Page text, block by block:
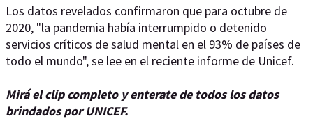
Los datos revelados confirmaron que para octubre de
2020, "la pandemia había interrumpido o detenido
servicios críticos de salud mental en el 93% de países de
todo el mundo", se lee en el reciente informe de Unicef.
Mirá el clip completo y enterate de todos los datos
brindados por UNICEF.